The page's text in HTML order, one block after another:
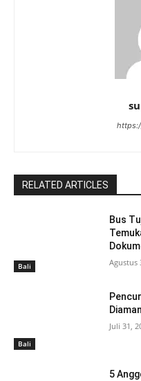
RELATED ARTICLES
Bali
Bus
Agustus
Bali
Juli 31,
5